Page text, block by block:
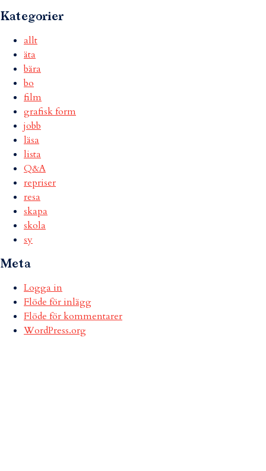
Kategorier
allt
äta
bära
bo
film
grafisk form
jobb
läsa
lista
Q&A
repriser
resa
skapa
skola
sy
Meta
Logga in
Flöde för inlägg
Flöde för kommentarer
WordPress.org